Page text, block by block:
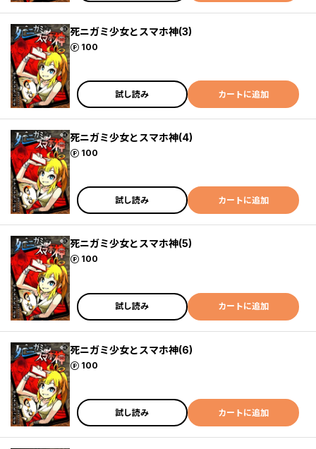
死ニガミ少女とスマホ神(3)
100
ポイント
試し読み カートに追加
死ニガミ少女とスマホ神(4)
100
ポイント
試し読み カートに追加
死ニガミ少女とスマホ神(5)
100
ポイント
試し読み カートに追加
死ニガミ少女とスマホ神(6)
100
ポイント
試し読み カートに追加